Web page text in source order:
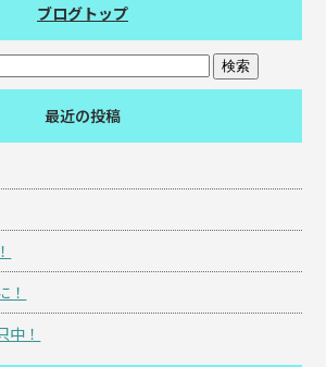
ブログトップ
最近の投稿
！
中！